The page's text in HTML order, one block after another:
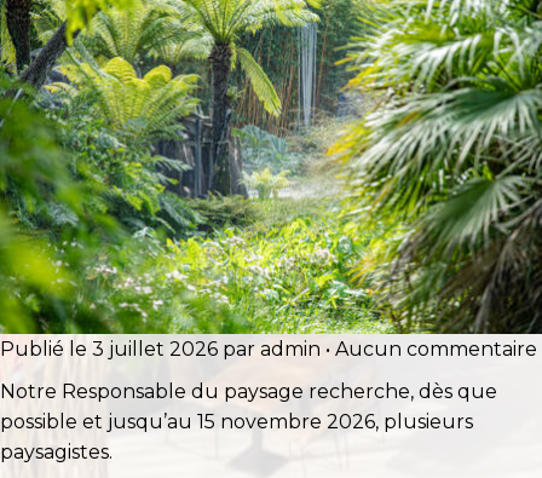
Publié le 3 juillet 2026 par admin • Aucun commentaire
Notre Responsable du paysage recherche, dès que
possible et jusqu’au 15 novembre 2026, plusieurs
paysagistes.